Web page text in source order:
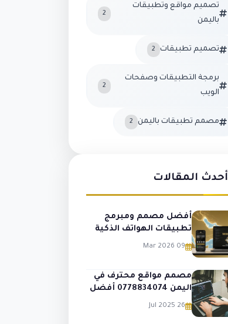
تصميم مواقع وتطبيقات
باليمن
2
تصميم تطبيقات 2
برمجة التطبيقات وصفحات
الويب
2
مصمم تطبيقات باليمن 2
أحدث المقالات
أفضل مصمم ومبرمج
تطبيقات الهواتف الذكية
في اليمن والخليج العربي —
09 Mar 2026
مصمم مواقع محترف في
اليمن 0778834074 أفضل
شركة تصميم مواقع
26 Jul 2025